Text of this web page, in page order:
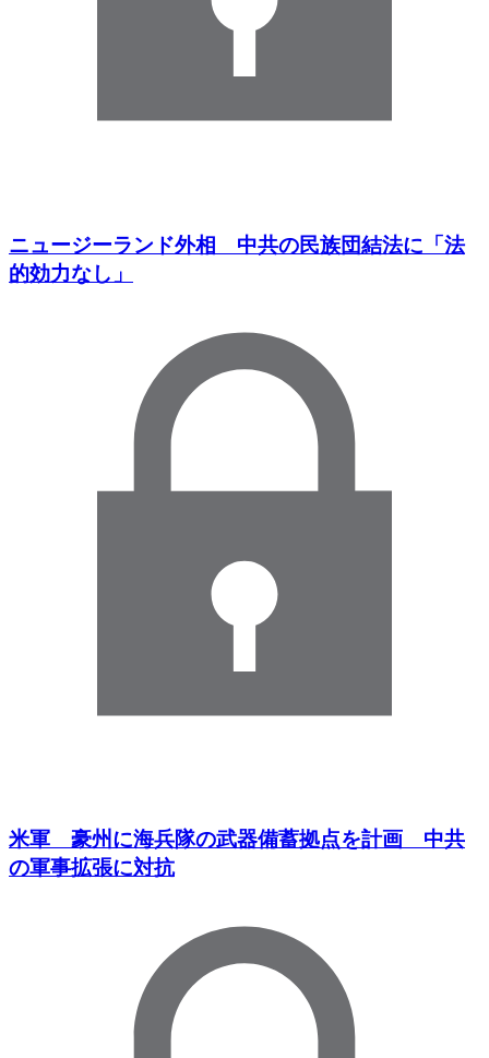
ニュージーランド外相 中共の民族団結法に「法
的効力なし」
米軍 豪州に海兵隊の武器備蓄拠点を計画 中共
の軍事拡張に対抗